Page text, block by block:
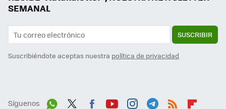
SEMANAL
SUSCRIBIR
Suscribiéndote aceptas nuestra política de privacidad
Síguenos